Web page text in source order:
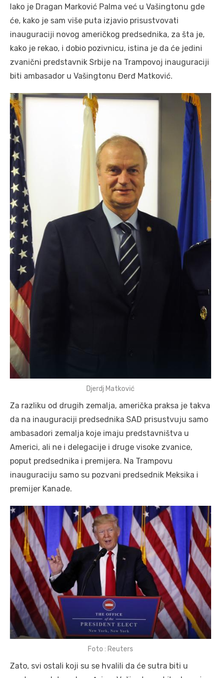
Iako je Dragan Marković Palma već u Vašingtonu gde
će, kako je sam više puta izjavio prisustvovati
inauguraciji novog američkog predsednika, za šta je,
kako je rekao, i dobio pozivnicu, istina je da će jedini
zvanični predstavnik Srbije na Trampovoj inauguraciji
biti ambasador u Vašingtonu Đerđ Matković.
Djerdj Matković
Za razliku od drugih zemalja, američka praksa je takva
da na inauguraciji predsednika SAD prisustvuju samo
ambasadori zemalja koje imaju predstavništva u
Americi, ali ne i delegacije i druge visoke zvanice,
poput predsednika i premijera. Na Trampovu
inauguraciju samo su pozvani predsednik Meksika i
premijer Kanade.
Foto : Reuters
Zato, svi ostali koji su se hvalili da će sutra biti u